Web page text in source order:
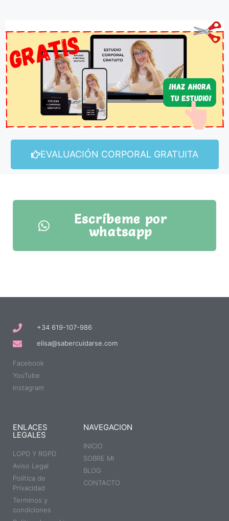
EVALUACIÓN CORPORAL GRATUITA
Escríbeme por
whatsapp
+34 619-107-986
elisa@sabercuidarse.com
Facebook
YouTube
Instagram
ENLACES
LEGALES
LOPD Y RGPD
Aviso Legal
Política de
Privacidad
Terminos y
condiciones
NAVEGACION
INICIO
SOBRE MI
BLOG
CONTACTO